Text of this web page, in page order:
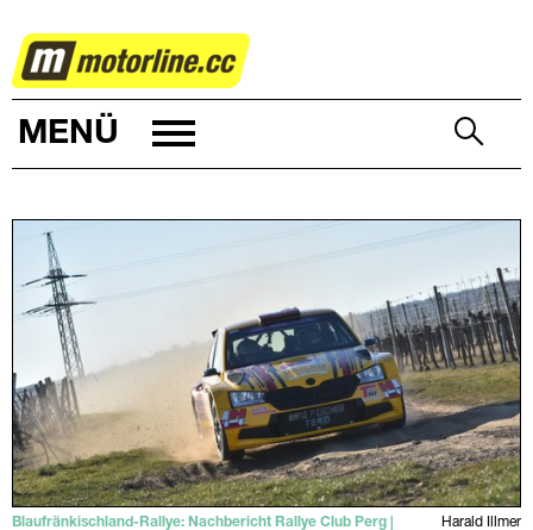
RALLYE
MENÜ
Harald Illmer
Blaufränkischland-Rallye: Nachbericht Rallye Club Perg |